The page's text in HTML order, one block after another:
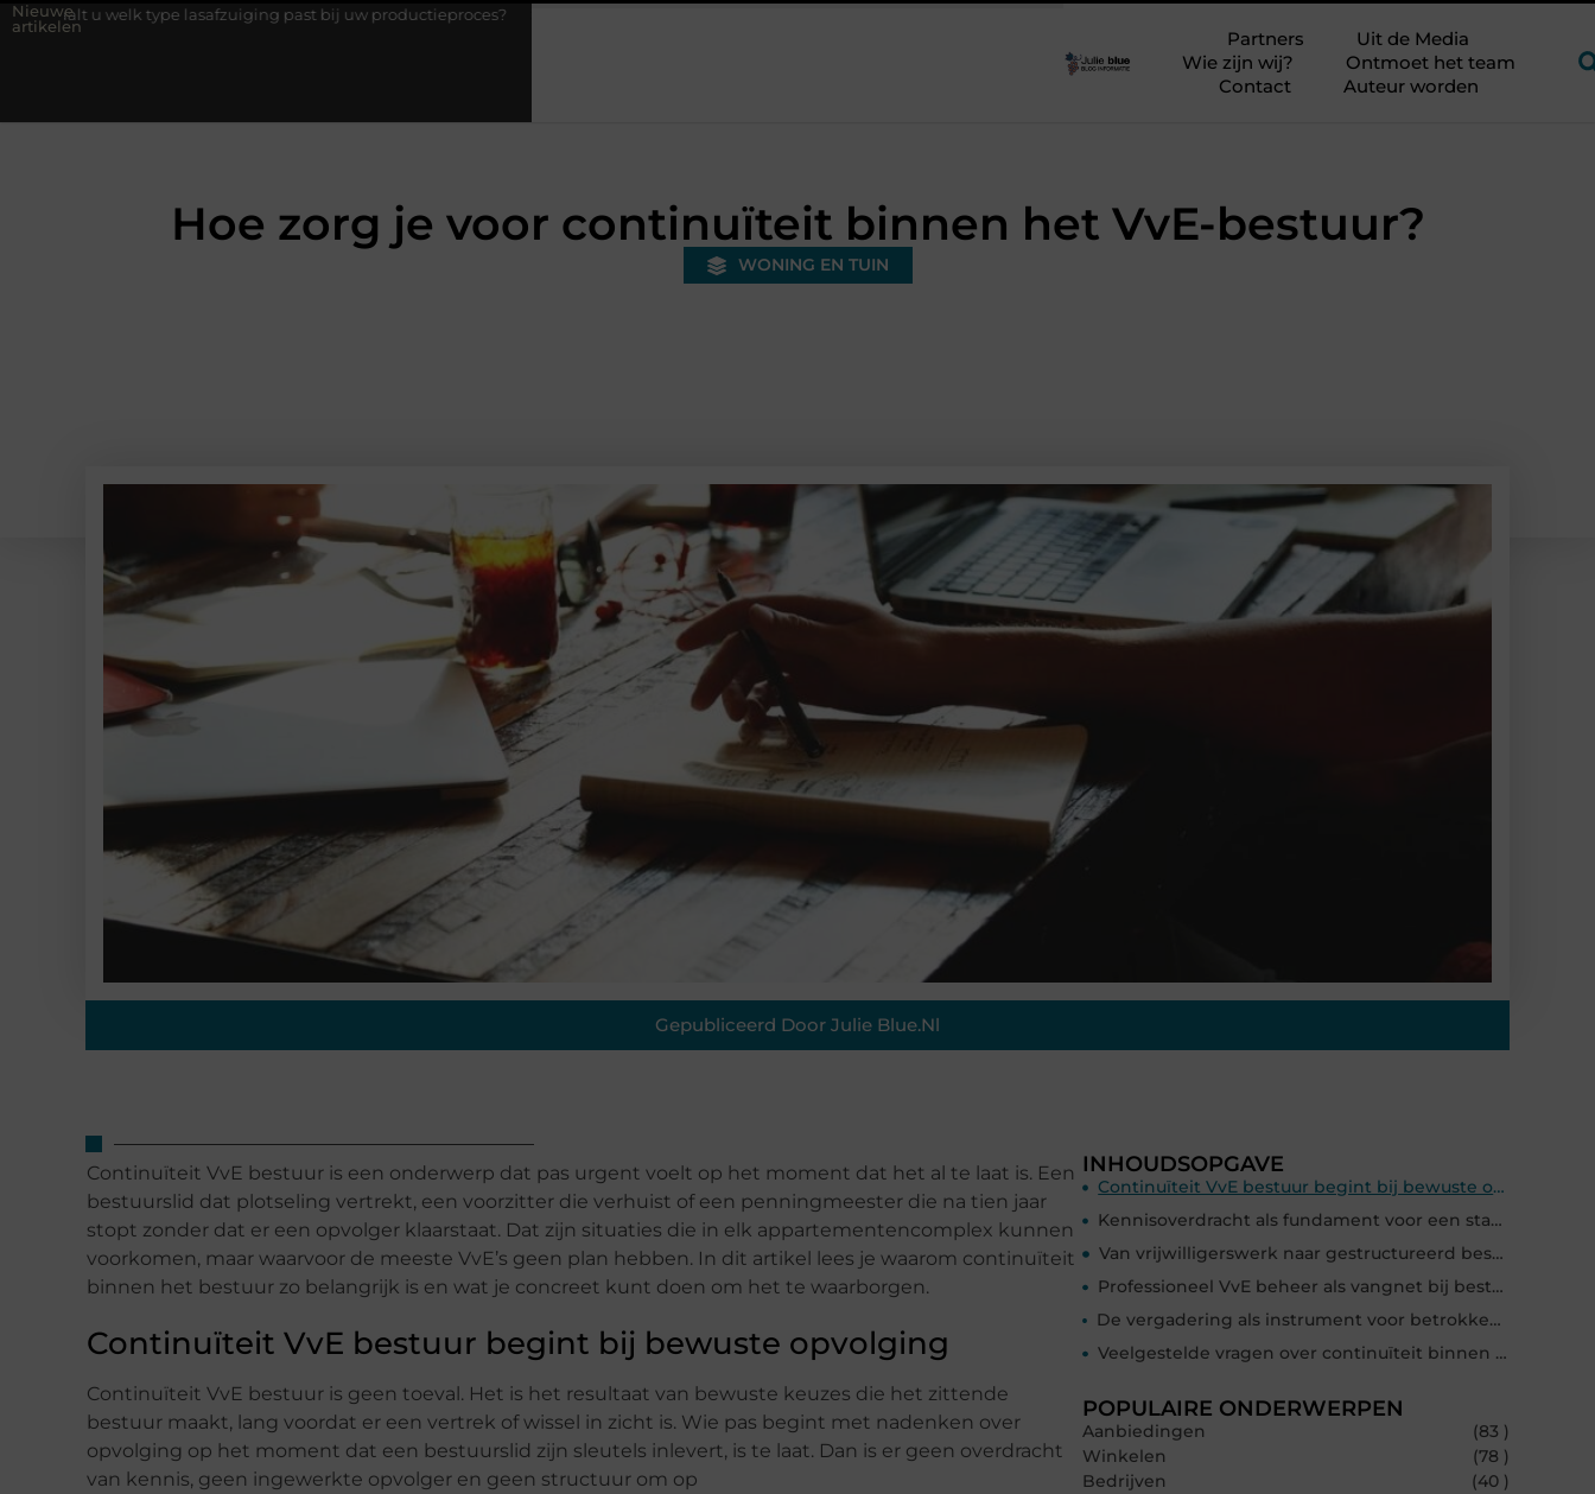
Nieuwe
artikelen
type lasafzuiging past bij uw productieproces? Wat is een bonded warehouse in Nederland en waarom wordt het steeds belangrijker?
Partners
Uit de Media
Wie zijn wij?
Ontmoet het team
Contact
Auteur worden
Hoe zorg je voor continuïteit binnen het VvE-bestuur?
WONING EN TUIN
Gepubliceerd Door Julie Blue.nl
Continuïteit VvE bestuur is een onderwerp dat pas urgent voelt op het moment dat het al te laat is. Een
bestuurslid dat plotseling vertrekt, een voorzitter die verhuist of een penningmeester die na tien jaar
stopt zonder dat er een opvolger klaarstaat. Dat zijn situaties die in elk appartementencomplex kunnen
voorkomen, maar waarvoor de meeste VvE’s geen plan hebben. In dit artikel lees je waarom continuïteit
binnen het bestuur zo belangrijk is en wat je concreet kunt doen om het te waarborgen.
Continuïteit VvE bestuur begint bij bewuste opvolging
Continuïteit VvE bestuur is geen toeval. Het is het resultaat van bewuste keuzes die het zittende
bestuur maakt, lang voordat er een vertrek of wissel in zicht is. Wie pas begint met nadenken over
opvolging op het moment dat een bestuurslid zijn sleutels inlevert, is te laat. Dan is er geen overdracht
van kennis, geen ingewerkte opvolger en geen structuur om op
INHOUDSOPGAVE
Continuïteit VvE bestuur begint bij bewuste opvolging
Kennisoverdracht als fundament voor een stabiel bestuur
Van vrijwilligerswerk naar gestructureerd bestuur
Professioneel VvE beheer als vangnet bij bestuurswisselingen
De vergadering als instrument voor betrokkenheid en opvolging
Veelgestelde vragen over continuïteit binnen het VvE-bestuur
POPULAIRE ONDERWERPEN
Aanbiedingen
(83 )
Winkelen
(78 )
Bedrijven
(40 )